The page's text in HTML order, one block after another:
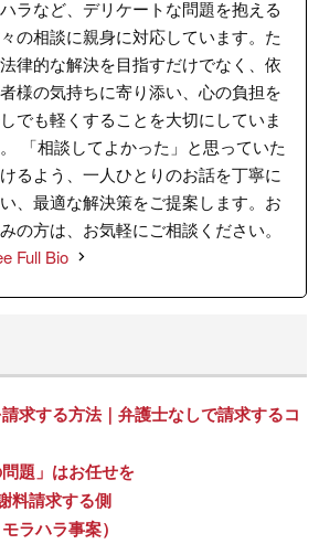
ラなど、デリケートな問題を抱える
の相談に親身に対応しています。た
律的な解決を目指すだけでなく、依
様の気持ちに寄り添い、心の負担を
でも軽くすることを大切にしていま
「相談してよかった」と思っていた
るよう、一人ひとりのお話を丁寧に
、最適な解決策をご提案します。お
の方は、お気軽にご相談ください。
Full Bio
求する方法｜弁護士なしで請求するコ
題」はお任せを
請求する側
ラハラ事案）